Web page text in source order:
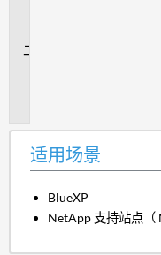
适用场景
BlueXP
NetApp 支持站点（